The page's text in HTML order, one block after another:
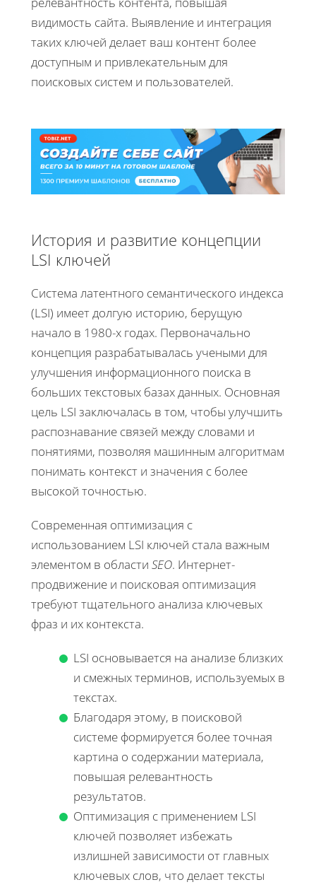
видимость сайта. Выявление и интеграция
таких ключей делает ваш контент более
доступным и привлекательным для
поисковых систем и пользователей.
История и развитие концепции
LSI ключей
Система латентного семантического индекса
(LSI) имеет долгую историю, берущую
начало в 1980-х годах. Первоначально
концепция разрабатывалась учеными для
улучшения информационного поиска в
больших текстовых базах данных. Основная
цель LSI заключалась в том, чтобы улучшить
распознавание связей между словами и
понятиями, позволяя машинным алгоритмам
понимать контекст и значения с более
высокой точностью.
Современная оптимизация с
использованием LSI ключей стала важным
элементом в области SEO. Интернет-
продвижение и поисковая оптимизация
требуют тщательного анализа ключевых
фраз и их контекста.
LSI основывается на анализе близких
и смежных терминов, используемых в
текстах.
Благодаря этому, в поисковой
системе формируется более точная
картина о содержании материала,
повышая релевантность
результатов.
Оптимизация с применением LSI
ключей позволяет избежать
излишней зависимости от главных
ключевых слов, что делает тексты